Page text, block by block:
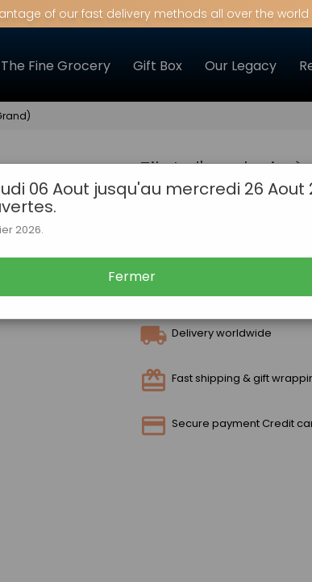
06 Aout jusqu'au mercredi 26 Aout
2026.
Fermer
of our fast delivery methods all over the world
The Fine Grocery Gift Box Our Legacy
Filet d'anchois
Moyen - Grand)
Delivery worldwide
Fast shipping & gift
Secure payment Credit